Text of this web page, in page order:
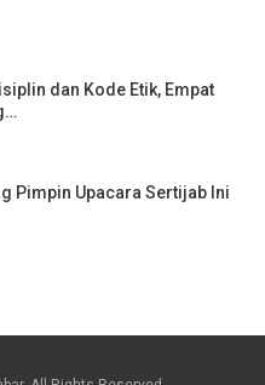
dan Kode Etik, Empat
Pimpin Upacara Sertijab Ini